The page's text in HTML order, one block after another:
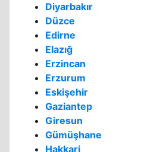
Diyarbakır
Düzce
Edirne
Elazığ
Erzincan
Erzurum
Eskişehir
Gaziantep
Giresun
Gümüşhane
Hakkari